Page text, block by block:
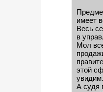
имеет
Весь
в
Мол
этой
увидим.
А судя